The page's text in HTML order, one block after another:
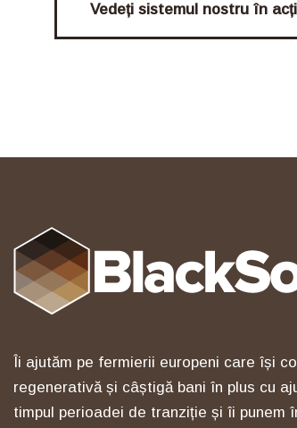
Vedeți sistemul nostru în
Îi ajutăm pe fermierii europeni care își
regenerativă și câștigă bani în plus cu
timpul perioadei de tranziție și îi punem